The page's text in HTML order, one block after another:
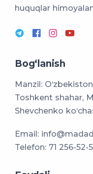
huquqlar
Bog‘lanish
Manzil:
Toshkent shahar,
Shevchenko
Email:
Telefon: 71 256-52-